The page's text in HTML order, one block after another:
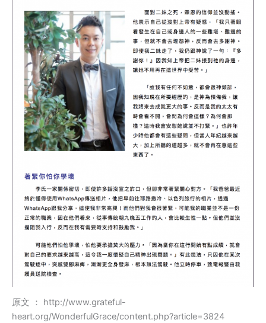
原文 ： http://www.grateful-
heart.org/WonderfulGrace/content.php?article=3824